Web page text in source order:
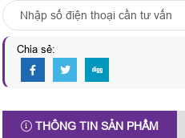
Chia sẻ:
THÔNG TIN SẢN PHẨM